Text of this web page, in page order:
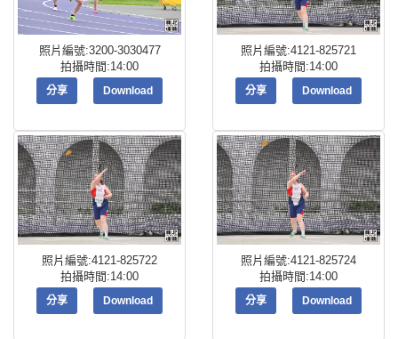
照片編號:3200-3030477
拍攝時間:14:00
分享 Download
照片編號:4121-825721
拍攝時間:14:00
分享 Download
照片編號:4121-825722
拍攝時間:14:00
分享 Download
照片編號:4121-825724
拍攝時間:14:00
分享 Download